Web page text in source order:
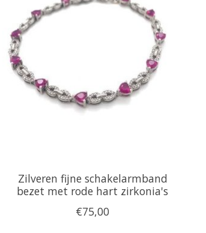
Zilveren fijne schakelarmband
bezet met rode hart zirkonia's
€75,00